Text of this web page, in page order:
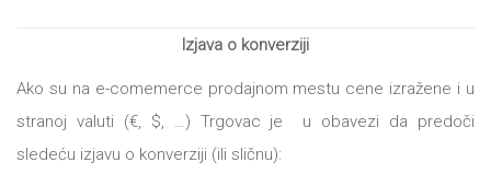
Izjava o konverziji
Ako su na e-comemerce prodajnom mestu cene izražene i u
stranoj valuti (€, $, …) Trgovac je u obavezi da predoči
sledeću izjavu o konverziji (ili sličnu):